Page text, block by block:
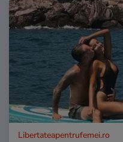
Libertateapentrufemei.ro